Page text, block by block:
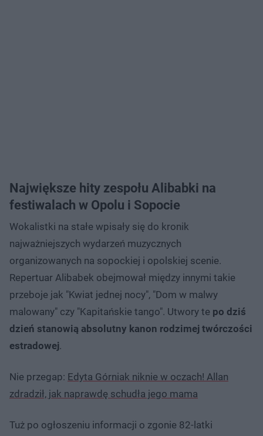
Największe hity zespołu Alibabki na
festiwalach w Opolu i Sopocie
Wokalistki na stałe wpisały się do kronik
najważniejszych wydarzeń muzycznych
organizowanych na sopockiej i opolskiej scenie.
Repertuar Alibabek obejmował między innymi takie
przeboje jak "Kwiat jednej nocy", "Dom w malwy
malowany" czy "Kapitańskie tango". Utwory te po dziś
dzień stanowią absolutny kanon rodzimej twórczości
estradowej.
Nie przegap: Edyta Górniak niknie w oczach! Allan
zdradził, jak naprawdę schudła jego mama
Tuż po ogłoszeniu informacji o zgonie 82-latki